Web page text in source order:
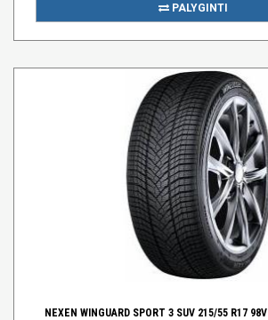
PALYGINTI
NEXEN WINGUARD SPORT 3 SUV 215/55 R17 98V